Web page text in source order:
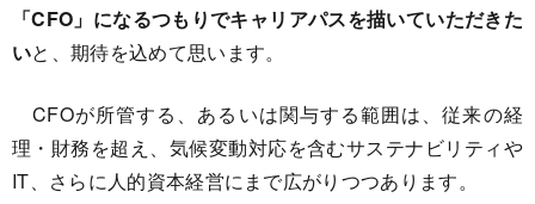
「CFO」になるつもりでキャリアパスを描いていただきた
いと、期待を込めて思います。
CFOが所管する、あるいは関与する範囲は、従来の経
理・財務を超え、気候変動対応を含むサステナビリティや
IT、さらに人的資本経営にまで広がりつつあります。